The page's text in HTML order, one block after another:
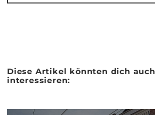
Diese Artikel könnten dich auch
interessieren: